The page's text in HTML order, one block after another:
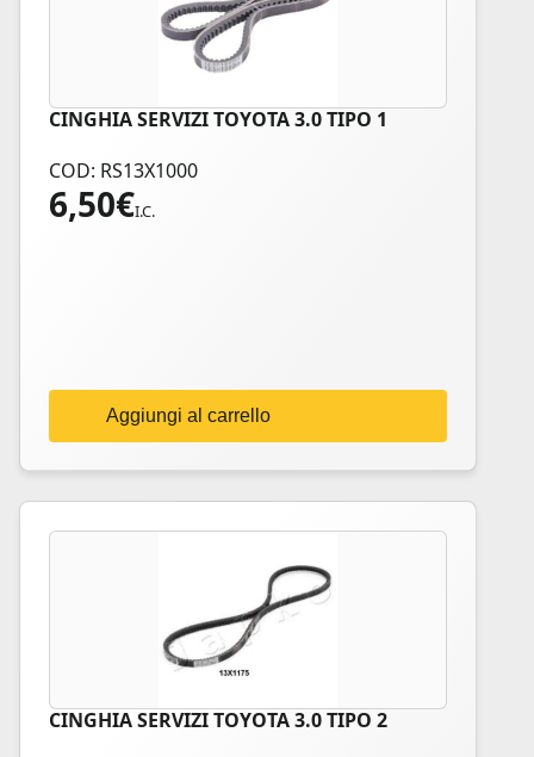
CINGHIA SERVIZI TOYOTA 3.0 TIPO 1
COD: RS13X1000
6,50€I.C.
Aggiungi al carrello
CINGHIA SERVIZI TOYOTA 3.0 TIPO 2